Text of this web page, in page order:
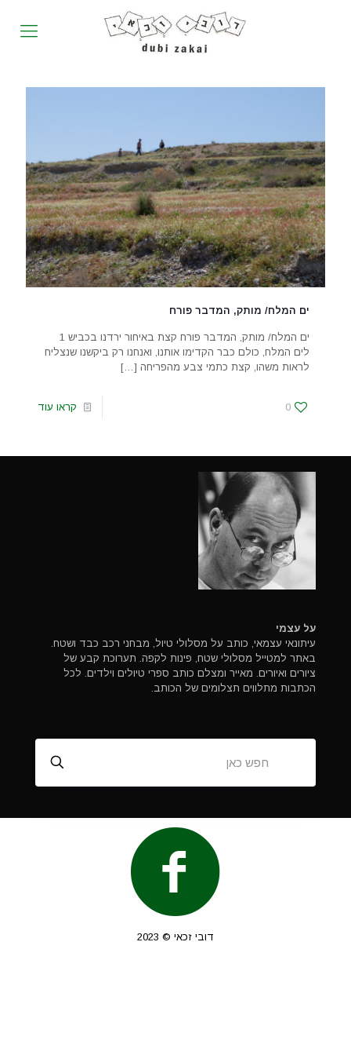
ים המלח/ מותק, המדבר פורח
ים המלח/ מותק, המדבר פורח קצת באיחור ירדנו בכביש 1
לים המלח, כולם כבר הקדימו אותנו, ואנחנו רק ביקשנו שנצליח
לראות משהו, קצת כתמי צבע מהפריחה […]
0 קראו עוד
על עצמי
עיתונאי עצמאי, כותב על מסלולי טיול, מבחני רכב כבד ושטח.
באתר למטייל מסלולי שטח, פינות לקפה. תערוכת קבע של
ציורים ואיורים. מאייר ומצלם כותב ספרי טיולים וילדים. לכל
הכתבות מתלווים תצלומים של הכותב.
דובי זכאי © 2023